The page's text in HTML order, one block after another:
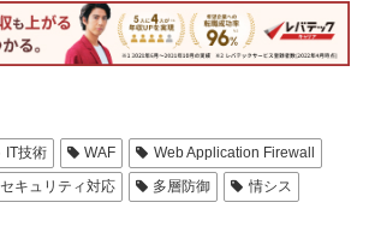
IT技術 WAF
Web Application Firewall
セキュリティ対応 多層防御
情シス